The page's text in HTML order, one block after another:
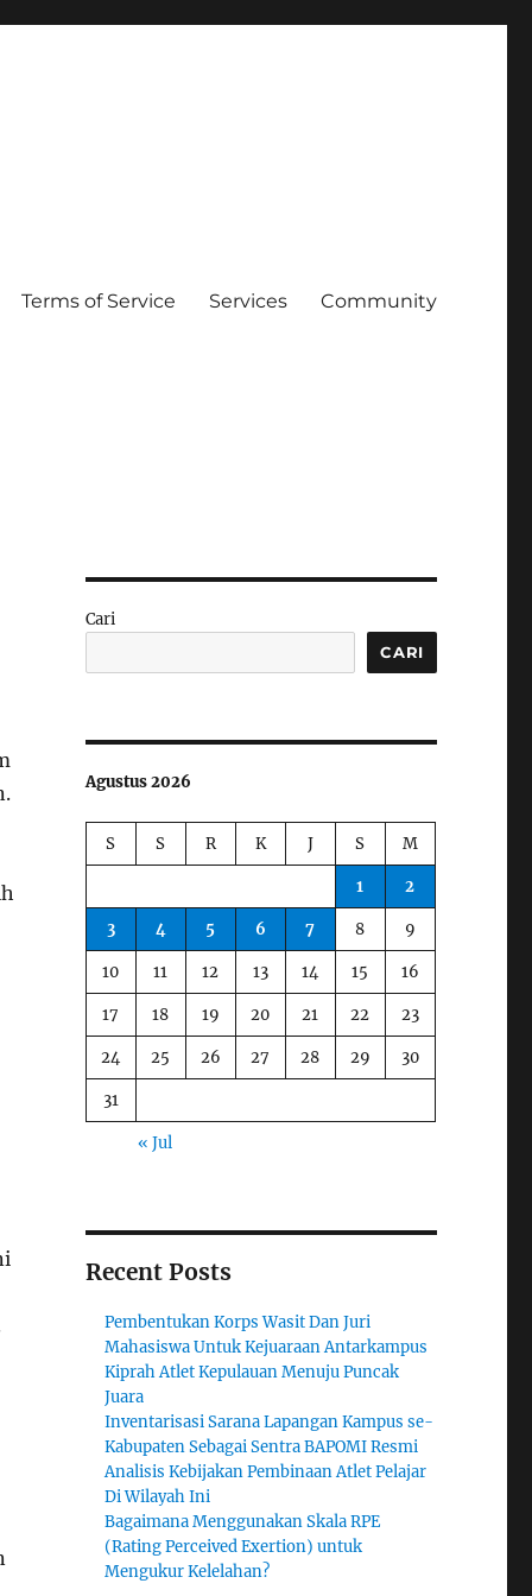
Terms of Service Services Community
Cari
CARI
Agustus 2026
S S R K J S M
1 2
3 4 5 6 7 8 9
10 11 12 13 14 15 16
17 18 19 20 21 22 23
24 25 26 27 28 29 30
31
« Jul
Recent Posts
Pembentukan Korps Wasit Dan Juri
Mahasiswa Untuk Kejuaraan Antarkampus
Kiprah Atlet Kepulauan Menuju Puncak
Juara
Inventarisasi Sarana Lapangan Kampus se-
Kabupaten Sebagai Sentra BAPOMI Resmi
Analisis Kebijakan Pembinaan Atlet Pelajar
Di Wilayah Ini
Bagaimana Menggunakan Skala RPE
(Rating Perceived Exertion) untuk
Mengukur Kelelahan?